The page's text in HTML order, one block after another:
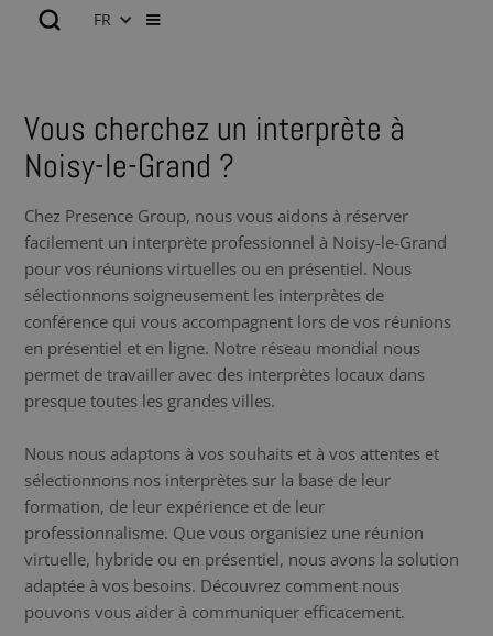
FR
Vous cherchez un interprète à
Noisy-le-Grand ?
Chez Presence Group, nous vous aidons à réserver
facilement un interprète professionnel à Noisy-le-Grand
pour vos réunions virtuelles ou en présentiel. Nous
sélectionnons soigneusement les interprètes de
conférence qui vous accompagnent lors de vos réunions
en présentiel et en ligne. Notre réseau mondial nous
permet de travailler avec des interprètes locaux dans
presque toutes les grandes villes.
Nous nous adaptons à vos souhaits et à vos attentes et
sélectionnons nos interprètes sur la base de leur
formation, de leur expérience et de leur
professionnalisme. Que vous organisiez une réunion
virtuelle, hybride ou en présentiel, nous avons la solution
adaptée à vos besoins. Découvrez comment nous
pouvons vous aider à communiquer efficacement.